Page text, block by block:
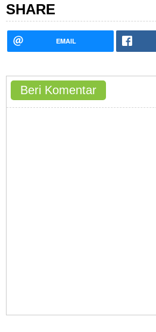
SHARE
EMAIL
Beri Komentar